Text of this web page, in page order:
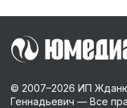
© 2007–2026 ИП
Геннадьевич — Все